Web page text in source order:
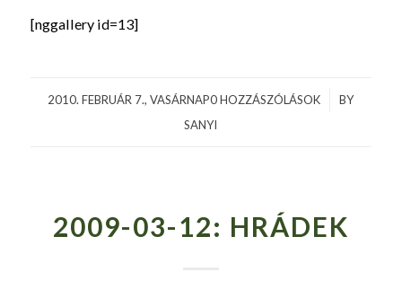
[nggallery id=13]
2010. FEBRUÁR 7., VASÁRNAP0 HOZZÁSZÓLÁSOK
/
BY
SANYI
2009-03-12: HRÁDEK